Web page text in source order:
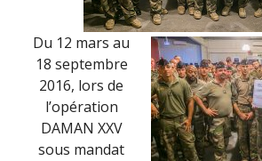
Du 12 mars au
18 septembre
2016, lors de
l’opération
DAMAN XXV
sous mandat